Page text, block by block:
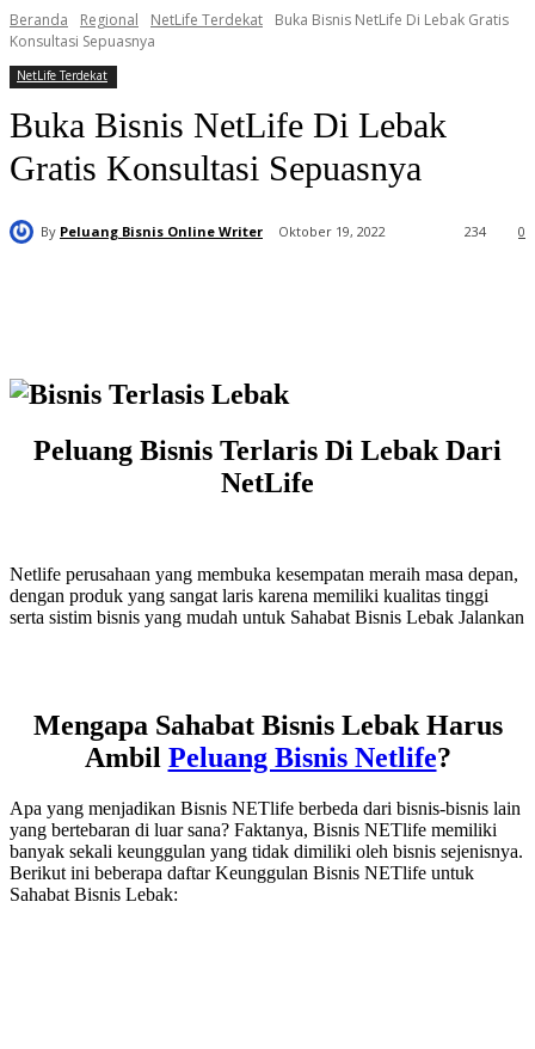
Beranda Regional NetLife Terdekat
Buka Bisnis NetLife Di Lebak Gratis
Konsultasi Sepuasnya
NetLife Terdekat
Buka Bisnis NetLife Di Lebak
Gratis Konsultasi Sepuasnya
By Peluang Bisnis Online Writer Oktober 19, 2022 0
234
Peluang Bisnis Terlaris Di Lebak Dari
NetLife
Netlife perusahaan yang membuka kesempatan meraih masa depan,
dengan produk yang sangat laris karena memiliki kualitas tinggi
serta sistim bisnis yang mudah untuk Sahabat Bisnis Lebak Jalankan
Mengapa Sahabat Bisnis Lebak Harus
Ambil Peluang Bisnis Netlife?
Apa yang menjadikan Bisnis NETlife berbeda dari bisnis-bisnis lain
yang bertebaran di luar sana? Faktanya, Bisnis NETlife memiliki
banyak sekali keunggulan yang tidak dimiliki oleh bisnis sejenisnya.
Berikut ini beberapa daftar Keunggulan Bisnis NETlife untuk
Sahabat Bisnis Lebak: